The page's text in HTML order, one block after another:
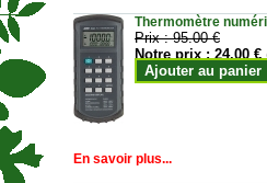
Thermomètre
Prix :95.00 €
Notre prix :24.00 €
Ajouter au panier
En savoir plus...